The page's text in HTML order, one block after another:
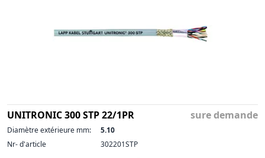
UNITRONIC 300 STP 22/1PR sure demande
Diamètre extérieure mm:
5.10
Nr- d'article
302201STP